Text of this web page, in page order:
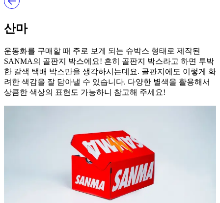
산마
운동화를 구매할 때 주로 보게 되는 슈박스 형태로 제작된
SANMA의 골판지 박스에요! 흔히 골판지 박스라고 하면 투박
한 갈색 택배 박스만을 생각하시는데요. 골판지에도 이렇게 화
려한 색감을 잘 담아낼 수 있습니다. 다양한 별색을 활용해서
상큼한 색상의 표현도 가능하니 참고해 주세요!